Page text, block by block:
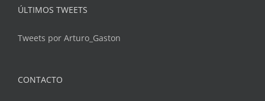
ÚLTIMOS TWEETS
Tweets por Arturo_Gaston
CONTACTO